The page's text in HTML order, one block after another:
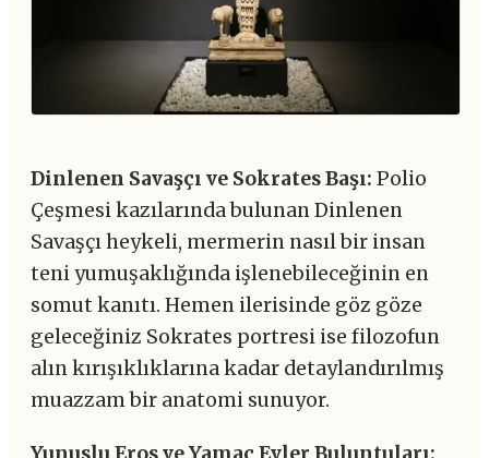
Dinlenen Savaşçı ve Sokrates Başı: Polio
Çeşmesi kazılarında bulunan Dinlenen
Savaşçı heykeli, mermerin nasıl bir insan
teni yumuşaklığında işlenebileceğinin en
somut kanıtı. Hemen ilerisinde göz göze
geleceğiniz Sokrates portresi ise filozofun
alın kırışıklıklarına kadar detaylandırılmış
muazzam bir anatomi sunuyor.
Yunuslu Eros ve Yamaç Evler Buluntuları: